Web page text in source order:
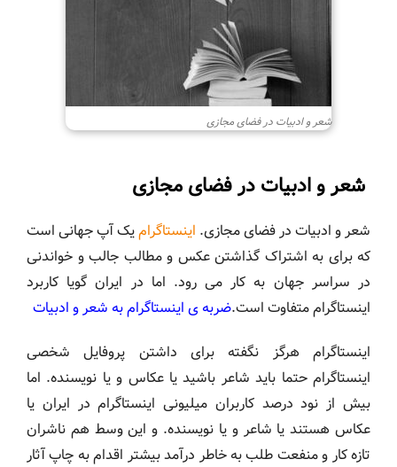
شعر و ادبیات در فضای مجازی
شعر و ادبیات در فضای مجازی
شعر و ادبیات در فضای مجازی. اینستاگرامیک آپ جهانی است
که برای به اشتراک گذاشتن عکس و مطالب جالب و خواندنی
در سراسر جهان به کار می رود. اما در ایران گویا کاربرد
اینستاگرام متفاوت است.ضربه ی اینستاگرام به شعر و ادبیات
اینستاگرام هرگز نگفته برای داشتن پروفایل شخصی
اینستاگرام حتما باید شاعر باشید یا عکاس و یا نویسنده. اما
بیش از نود درصد کاربران میلیونی اینستاگرام در ایران یا
عکاس هستند یا شاعر و یا نویسنده. و این وسط هم ناشران
تازه کار و منفعت طلب به خاطر درآمد بیشتر اقدام به چاپ آثار